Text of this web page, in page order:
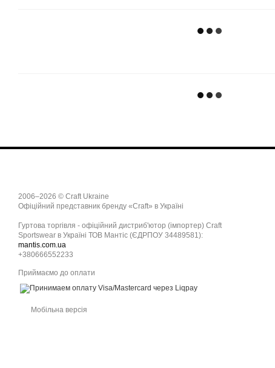
2006–2026 © Craft Ukraine
Офіційний представник бренду «Craft» в Україні
Гуртова торгівля - офіційний дистриб'ютор (імпортер) Craft
Sportswear в Україні ТОВ Мантіс (ЄДРПОУ 34489581):
mantis.com.ua
+380666552233
Приймаємо до оплати
Мобільна версія